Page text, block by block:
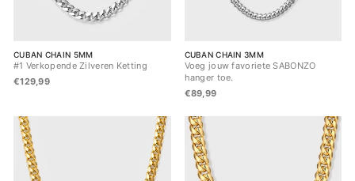
CUBAN CHAIN 5MM
#1 Verkopende Zilveren Ketting
€129,99
CUBAN CHAIN 3MM
Voeg jouw favoriete SABONZO
hanger toe.
€89,99